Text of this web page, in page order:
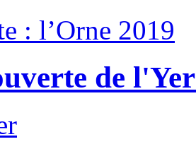
: l’Orne 2019
de